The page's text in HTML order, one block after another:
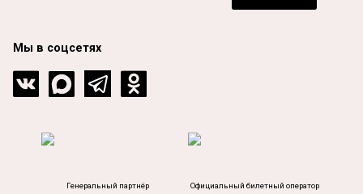
Мы в соцсетях
Генеральный партнёр Официальный билетный оператор